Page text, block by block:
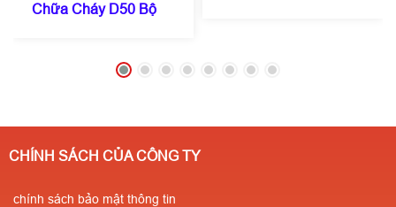
Chữa Cháy D50 Bộ
0909 087
kiểm định
182 357⭐Giá chỉ từ
CHÍNH SÁCH CỦA CÔNG TY
chính sách bảo mật thông tin